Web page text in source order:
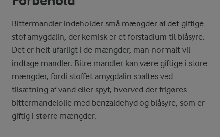
Bittermandler indeholder små mængder af det giftige
stof amygdalin, der kemisk er et forstadium til blåsyre.
Det er helt ufarligt i de mængder, man normalt vil
indtage mandler. Bitre mandler kan være giftige i store
mængder, fordi stoffet amygdalin spaltes ved
tilsætning af vand eller spyt, hvorved der frigøres
bittermandelolie med benzaldehyd og blåsyre, som er
giftig i større mængder.